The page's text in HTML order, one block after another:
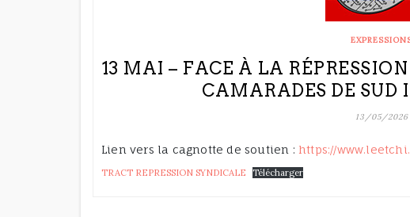
13 MAI – FACE À LA
CAMARADES DE SUD
13/05/2026
Lien vers la cagnotte de soutien : https://
TRACT REPRESSION SYNDICALE Télécharger